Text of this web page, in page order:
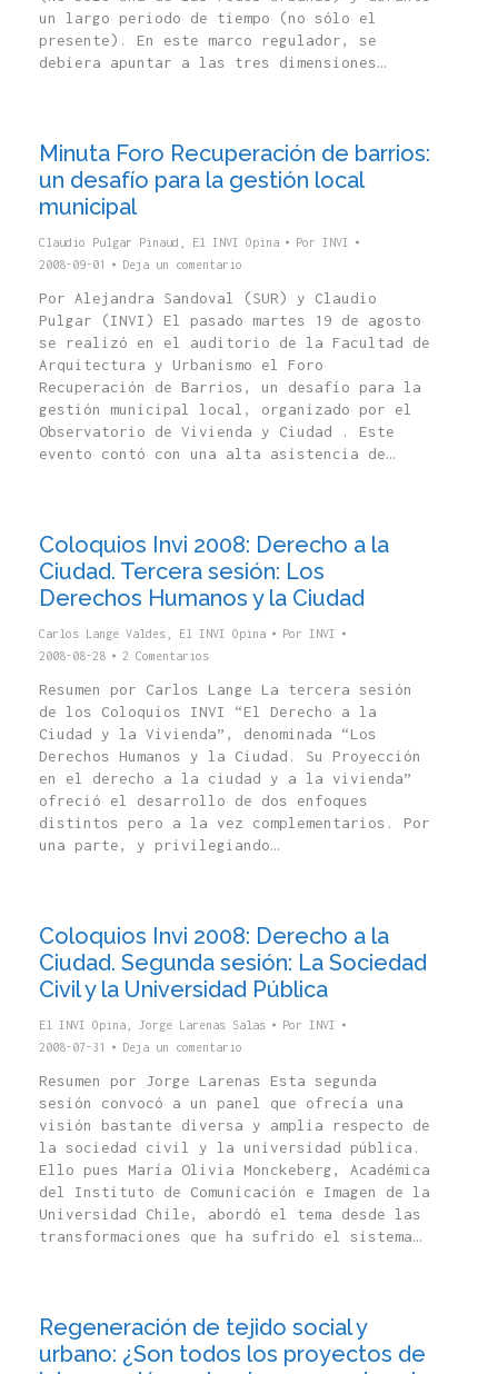
un largo periodo de tiempo (no sólo el
presente). En este marco regulador, se
debiera apuntar a las tres dimensiones…
Minuta Foro Recuperación de barrios:
un desafío para la gestión local
municipal
Claudio Pulgar Pinaud El INVI Opina Por INVI
2008-09-01
Deja un comentario
Por Alejandra Sandoval (SUR) y Claudio
Pulgar (INVI) El pasado martes 19 de agosto
se realizó en el auditorio de la Facultad de
Arquitectura y Urbanismo el Foro
Recuperación de Barrios, un desafío para la
gestión municipal local, organizado por el
Observatorio de Vivienda y Ciudad . Este
evento contó con una alta asistencia de…
Coloquios Invi 2008: Derecho a la
Ciudad. Tercera sesión: Los
Derechos Humanos y la Ciudad
Carlos Lange Valdes El INVI Opina Por INVI
2008-08-28
2 Comentarios
Resumen por Carlos Lange La tercera sesión
de los Coloquios INVI “El Derecho a la
Ciudad y la Vivienda”, denominada “Los
Derechos Humanos y la Ciudad. Su Proyección
en el derecho a la ciudad y a la vivienda”
ofreció el desarrollo de dos enfoques
distintos pero a la vez complementarios. Por
una parte, y privilegiando…
Coloquios Invi 2008: Derecho a la
Ciudad. Segunda sesión: La Sociedad
Civil y la Universidad Pública
El INVI Opina Jorge Larenas Salas Por INVI
2008-07-31
Deja un comentario
Resumen por Jorge Larenas Esta segunda
sesión convocó a un panel que ofrecía una
visión bastante diversa y amplia respecto de
la sociedad civil y la universidad pública.
Ello pues María Olivia Monckeberg, Académica
del Instituto de Comunicación e Imagen de la
Universidad Chile, abordó el tema desde las
transformaciones que ha sufrido el sistema…
Regeneración de tejido social y
urbano: ¿Son todos los proyectos de